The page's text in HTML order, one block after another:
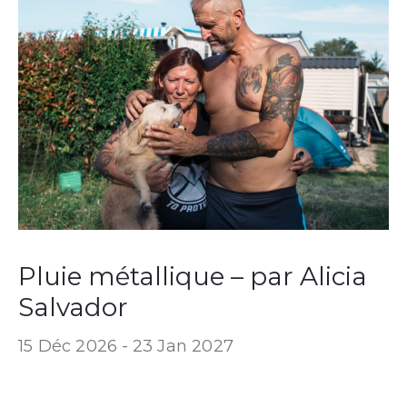
Pluie métallique – par Alicia
Salvador
15 Déc 2026 - 23 Jan 2027